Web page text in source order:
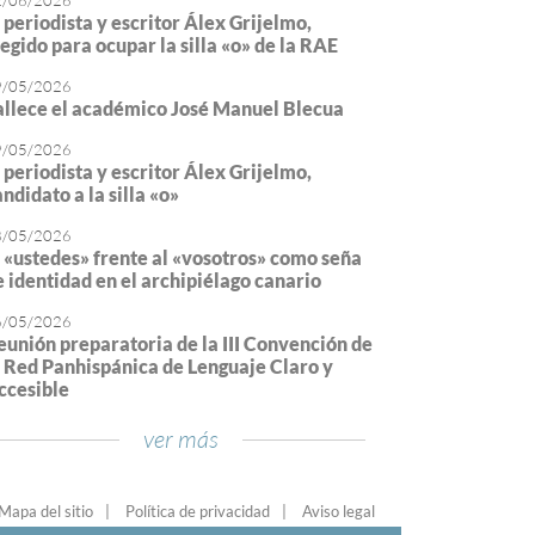
periodista y escritor Álex Grijelmo,
para ocupar la silla «o» de la RAE
05/2026
el académico José Manuel Blecua
05/2026
periodista y escritor Álex Grijelmo,
a la silla «o»
05/2026
«ustedes» frente al «vosotros» como seña
identidad en el archipiélago canario
05/2026
preparatoria de la III Convención de
Red Panhispánica de Lenguaje Claro y
ver más
Mapa del sitio Política de privacidad Aviso legal